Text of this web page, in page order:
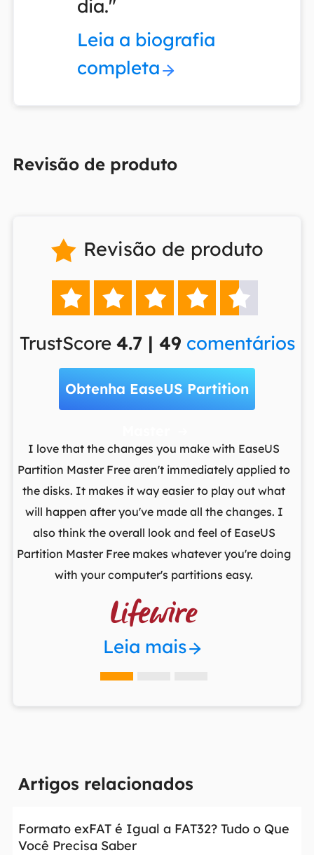
dia."
Leia a biografia
completa
Revisão de produto
 Revisão de produto
    
TrustScore 4.7 | 49 comentários
Obtenha EaseUS Partition
I love that the changes you make with EaseUS
Partition Master Free aren't immediately applied to
the disks. It makes it way easier to play out what
will happen after you've made all the changes. I
also think the overall look and feel of EaseUS
Partition Master Free makes whatever you're doing
with your computer's partitions easy.

Leia mais
Artigos relacionados
Formato exFAT é Igual a FAT32? Tudo o Que
Você Precisa Saber